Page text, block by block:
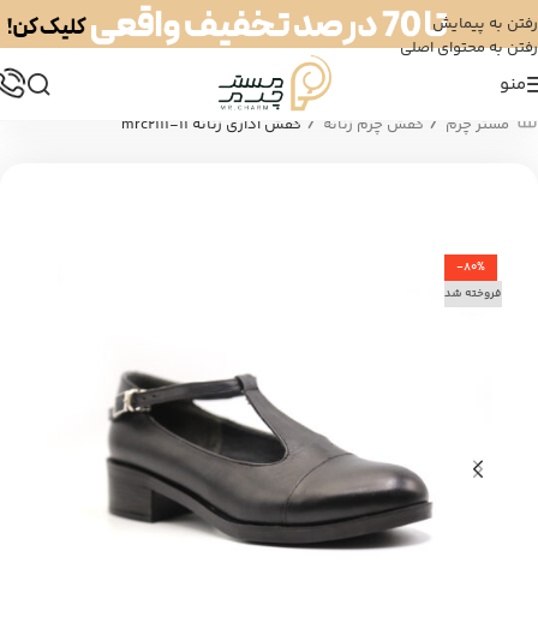
رفتن به پیمایش
رفتن به محتوای اصلی
منو
مستر چرم / کفش چرم زنانه / کفش اداری زنانه mrc2111-11
-80%
فروخته شد